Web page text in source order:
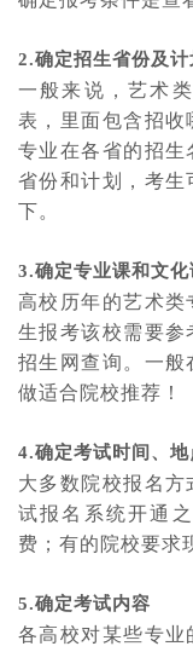
2.确定招生省份及计
一般来说，艺术
表，里面包含招收
专业在各省的招生
省份和计划，考生
下。
3.确定专业课和文化
高校历年的艺术类
生报考该校需要参
招生网查询。一般
做适合院校推荐！
4.确定考试时间、
大多数院校报名
试报名系统开通
费；有的院校要求
5.确定考试内容
各高校对某些专业